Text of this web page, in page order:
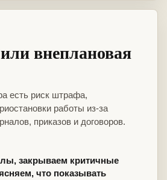
внеплановая
есть риск штрафа,
работы из-за
приказов и договоров.
закрываем критичные
что показывать